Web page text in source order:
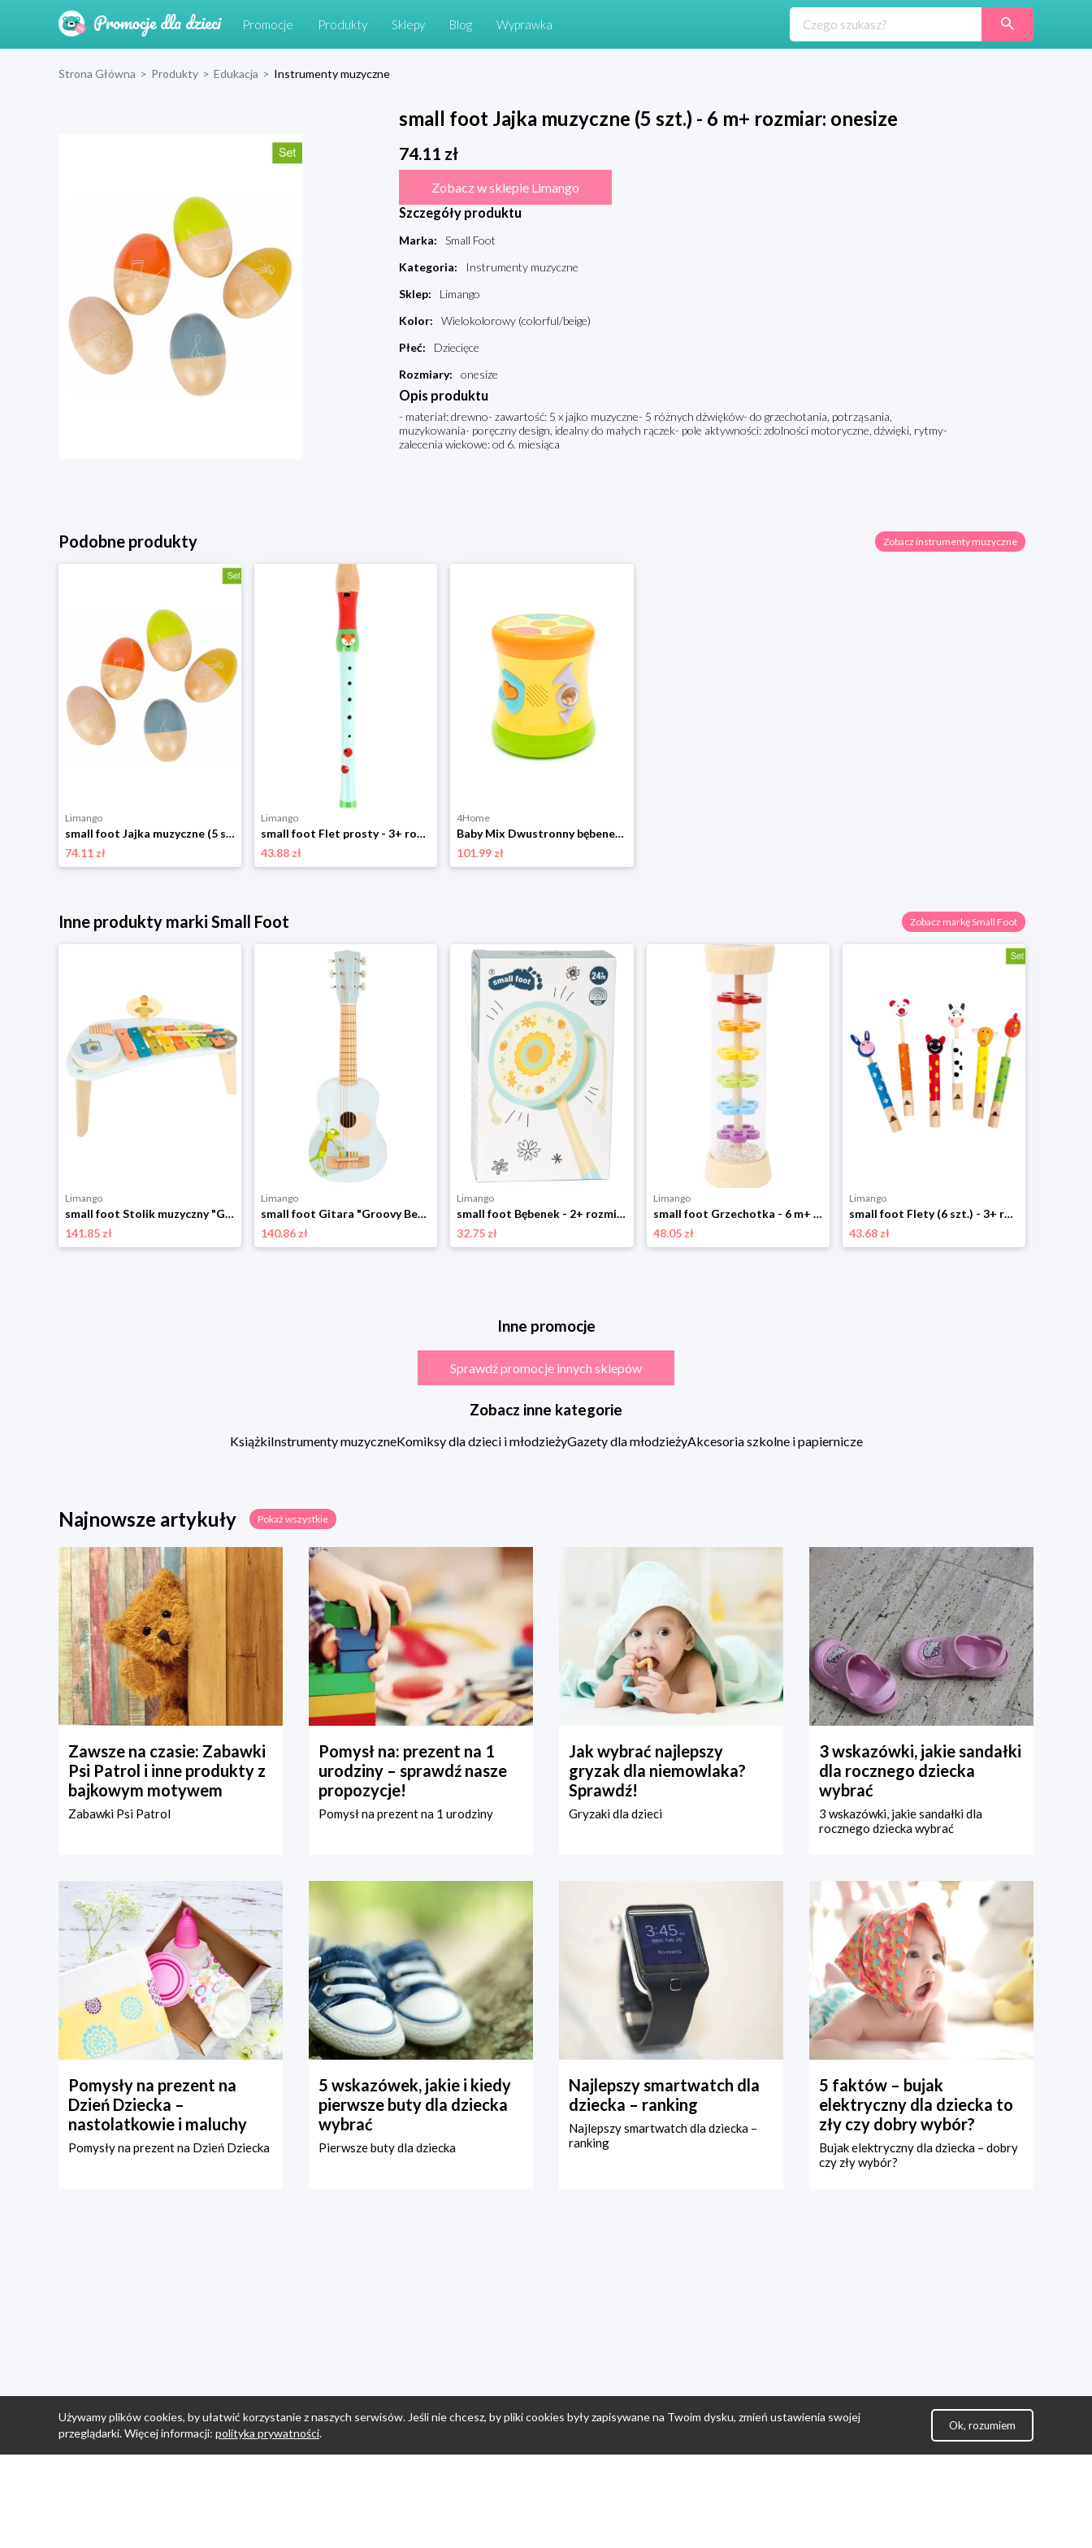
Promocje Produkty Sklepy Blog Wyprawka
Strona Główna > Produkty > Edukacja > Instrumenty muzyczne
small foot Jajka muzyczne (5 szt.) - 6 m+ rozmiar: onesize
74.11 zł
Zobacz w sklepie Limango
Szczegóły produktu
Marka:
Small Foot
Kategoria:
Instrumenty muzyczne
Sklep:
Limango
Kolor:
Wielokolorowy (colorful/beige)
Płeć:
Dziecięce
Rozmiary: onesize
Opis produktu
- materiał: drewno- zawartość: 5 x jajko muzyczne- 5 różnych dźwięków- do grzechotania, potrząsania,
muzykowania- poręczny design, idealny do małych rączek- pole aktywności: zdolności motoryczne, dźwięki, rytmy-
zalecenia wiekowe: od 6. miesiąca
Podobne produkty Zobacz instrumenty muzyczne
Limango
small foot Jajka muzyczne (5 szt.) - 6 m+ rozmiar: onesize
74.11 zł
Limango
small foot Flet prosty - 3+ rozmiar: onesize
43.88 zł
4Home
Baby Mix Dwustronny bębenek dynamiczny, żółty
101.99 zł
Inne produkty marki Small Foot Zobacz markę Small Foot
Limango
small foot Stolik muzyczny "Groovy Beats" - 3+ rozmiar: onesize
141.85 zł
Limango
small foot Gitara "Groovy Beats" - 3+ rozmiar: onesize
140.86 zł
Limango
small foot Bębenek - 2+ rozmiar: onesize
32.75 zł
Limango
small foot Grzechotka - 6 m+ rozmiar: onesize
48.05 zł
Limango
small foot Flety (6 szt.) - 3+ rozmiar: onesize
43.68 zł
Inne promocje
Sprawdź promocje innych sklepów
Zobacz inne kategorie
KsiążkiInstrumenty muzyczneKomiksy dla dzieci i młodzieżyGazety dla młodzieżyAkcesoria szkolne i papiernicze
Najnowsze artykuły Pokaż wszystkie
Zawsze na czasie: Zabawki
Psi Patrol i inne produkty z
bajkowym motywem
Zabawki Psi Patrol
Pomysł na: prezent na 1
urodziny – sprawdź nasze
propozycje!
Pomysł na prezent na 1 urodziny
Jak wybrać najlepszy
gryzak dla niemowlaka?
Sprawdź!
Gryzaki dla dzieci
3 wskazówki, jakie sandałki
dla rocznego dziecka
wybrać
3 wskazówki, jakie sandałki dla
rocznego dziecka wybrać
Pomysły na prezent na
Dzień Dziecka –
nastolatkowie i maluchy
Pomysły na prezent na Dzień Dziecka
5 wskazówek, jakie i kiedy
pierwsze buty dla dziecka
wybrać
Pierwsze buty dla dziecka
Najlepszy smartwatch dla
dziecka – ranking
Najlepszy smartwatch dla dziecka –
ranking
5 faktów – bujak
elektryczny dla dziecka to
zły czy dobry wybór?
Bujak elektryczny dla dziecka – dobry
czy zły wybór?
Używamy plików cookies, by ułatwić korzystanie z naszych serwisów. Jeśli nie chcesz, by pliki cookies były zapisywane na Twoim dysku, zmień ustawienia swojej
przeglądarki. Więcej informacji: polityka prywatności.
Ok, rozumiem